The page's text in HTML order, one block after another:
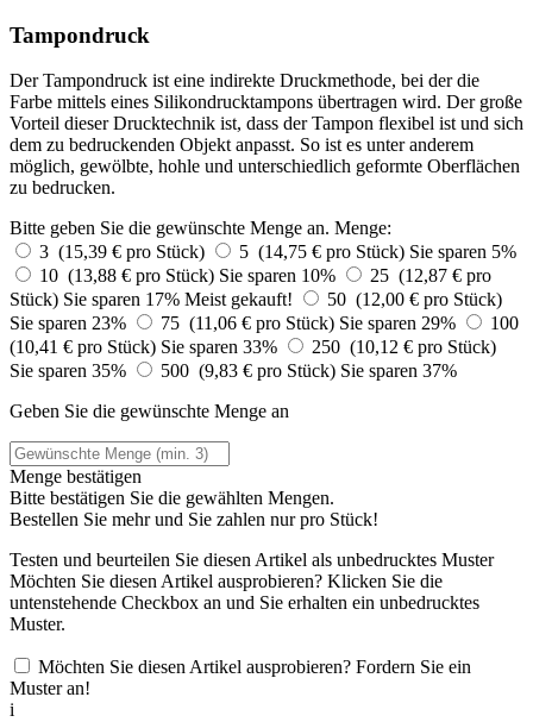
Tampondruck
Der Tampondruck ist eine indirekte Druckmethode, bei der die
Farbe mittels eines Silikondrucktampons übertragen wird. Der große
Vorteil dieser Drucktechnik ist, dass der Tampon flexibel ist und sich
dem zu bedruckenden Objekt anpasst. So ist es unter anderem
möglich, gewölbte, hohle und unterschiedlich geformte Oberflächen
zu bedrucken.
Bitte geben Sie die gewünschte Menge an. Menge:
3 (15,39 € pro Stück)
5 (14,75 € pro Stück) Sie sparen 5%
10 (13,88 € pro Stück) Sie sparen 10%
25 (12,87 € pro
Stück) Sie sparen 17% Meist gekauft!
50 (12,00 € pro Stück)
Sie sparen 23%
75 (11,06 € pro Stück) Sie sparen 29%
100
(10,41 € pro Stück) Sie sparen 33%
250 (10,12 € pro Stück)
Sie sparen 35%
500 (9,83 € pro Stück) Sie sparen 37%
Geben Sie die gewünschte Menge an
Menge bestätigen
Bitte bestätigen Sie die gewählten Mengen.
Bestellen Sie mehr und Sie zahlen nurpro Stück!
Testen und beurteilen Sie diesen Artikel als unbedrucktes Muster
Möchten Sie diesen Artikel ausprobieren? Klicken Sie die
untenstehende Checkbox an und Sie erhalten ein unbedrucktes
Muster.
Möchten Sie diesen Artikel ausprobieren? Fordern Sie ein
Muster an!
i